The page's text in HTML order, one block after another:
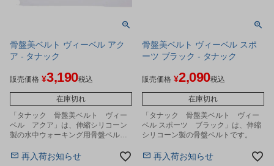
骨盤美ベルト ヴィーベル アク
ア - タナック
販売価格 ¥3,190税込
在庫切れ
「タナック 骨盤美ベルト ヴィー
ベル アクア」は、伸縮シリコーン
製の水中ウォーキング用骨盤ベルト
再入荷お知らせ
骨盤美ベルト ヴィーベル スポ
ーツ ブラック - タナック
販売価格 ¥2,090税込
在庫切れ
「タナック 骨盤美ベルト ヴィー
ベル スポーツ ブラック」は、伸縮
シリコーン製の骨盤ベルトです。
再入荷お知らせ